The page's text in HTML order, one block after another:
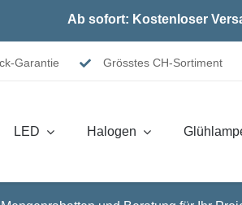
Ab sofort: Kostenloser
Garantie Grösstes CH-Sortiment
LED Halogen